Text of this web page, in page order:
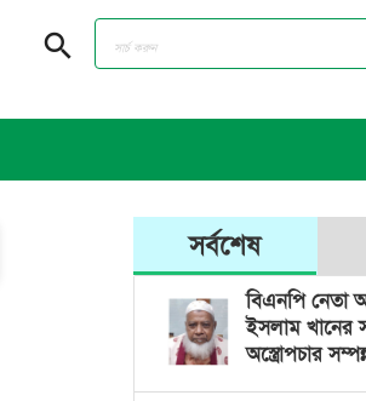
search
সর্বশেষ
বিএনপি নেতা
ইসলাম খানের
অস্ত্রোপচার